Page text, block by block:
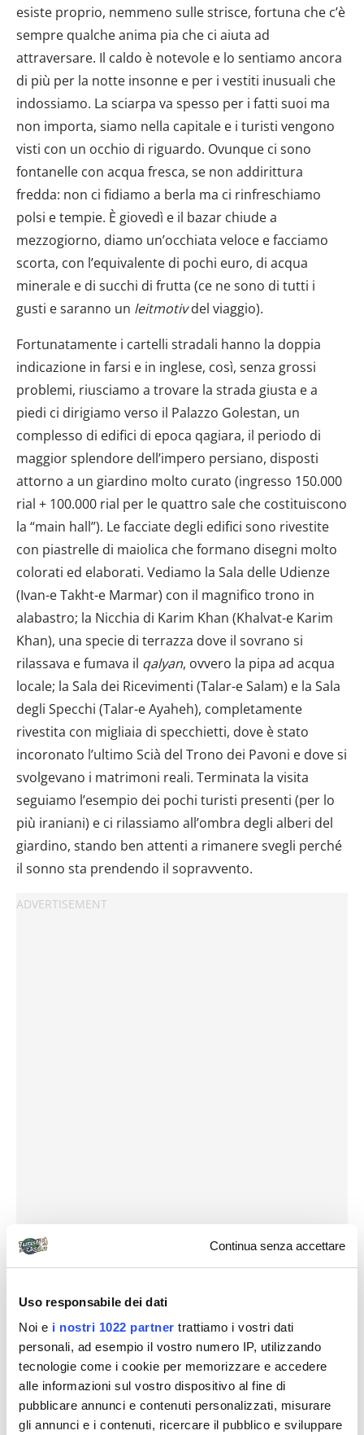
Continua senza accettare
Uso responsabile dei dati
Noi e i nostri 1022 partner trattiamo i vostri dati
personali, ad esempio il vostro numero IP, utilizzando
tecnologie come i cookie per memorizzare e accedere
alle informazioni sul vostro dispositivo al fine di
pubblicare annunci e contenuti personalizzati, misurare
gli annunci e i contenuti, ricercare il pubblico e sviluppare
esiste proprio, nemmeno sulle strisce, fortuna che c’è
sempre qualche anima pia che ci aiuta ad
attraversare. Il caldo è notevole e lo sentiamo ancora
di più per la notte insonne e per i vestiti inusuali che
indossiamo. La sciarpa va spesso per i fatti suoi ma
non importa, siamo nella capitale e i turisti vengono
visti con un occhio di riguardo. Ovunque ci sono
fontanelle con acqua fresca, se non addirittura
fredda: non ci fidiamo a berla ma ci rinfreschiamo
polsi e tempie. È giovedì e il bazar chiude a
mezzogiorno, diamo un’occhiata veloce e facciamo
scorta, con l’equivalente di pochi euro, di acqua
minerale e di succhi di frutta (ce ne sono di tutti i
gusti e saranno un leitmotivdel viaggio).
Fortunatamente i cartelli stradali hanno la doppia
indicazione in farsi e in inglese, così, senza grossi
problemi, riusciamo a trovare la strada giusta e a
piedi ci dirigiamo verso il Palazzo Golestan, un
complesso di edifici di epoca qagiara, il periodo di
maggior splendore dell’impero persiano, disposti
attorno a un giardino molto curato (ingresso 150.000
rial + 100.000 rial per le quattro sale che costituiscono
la “main hall”). Le facciate degli edifici sono rivestite
con piastrelle di maiolica che formano disegni molto
colorati ed elaborati. Vediamo la Sala delle Udienze
(Ivan-e Takht-e Marmar) con il magnifico trono in
alabastro; la Nicchia di Karim Khan (Khalvat-e Karim
Khan), una specie di terrazza dove il sovrano si
rilassava e fumava il qalyan, ovvero la pipa ad acqua
locale; la Sala dei Ricevimenti (Talar-e Salam) e la Sala
degli Specchi (Talar-e Ayaheh), completamente
rivestita con migliaia di specchietti, dove è stato
incoronato l’ultimo Scià del Trono dei Pavoni e dove si
svolgevano i matrimoni reali. Terminata la visita
seguiamo l’esempio dei pochi turisti presenti (per lo
più iraniani) e ci rilassiamo all’ombra degli alberi del
giardino, stando ben attenti a rimanere svegli perché
il sonno sta prendendo il sopravvento.
Nel primo pomeriggio, sempre a piedi (occorrono
circa venti minuti, ma i tempi sono un po’ dilatati,